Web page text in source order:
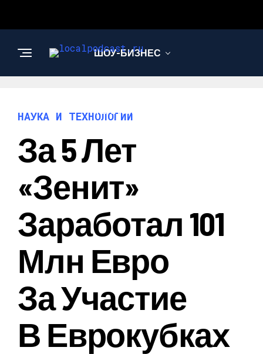
ШОУ-БИЗНЕС
ТЕХНОЛОГИИ
НАУКА И ТЕХНОЛОГИИ
За 5 Лет
«Зенит»
Заработал 101
Млн Евро
За Участие
В Еврокубках